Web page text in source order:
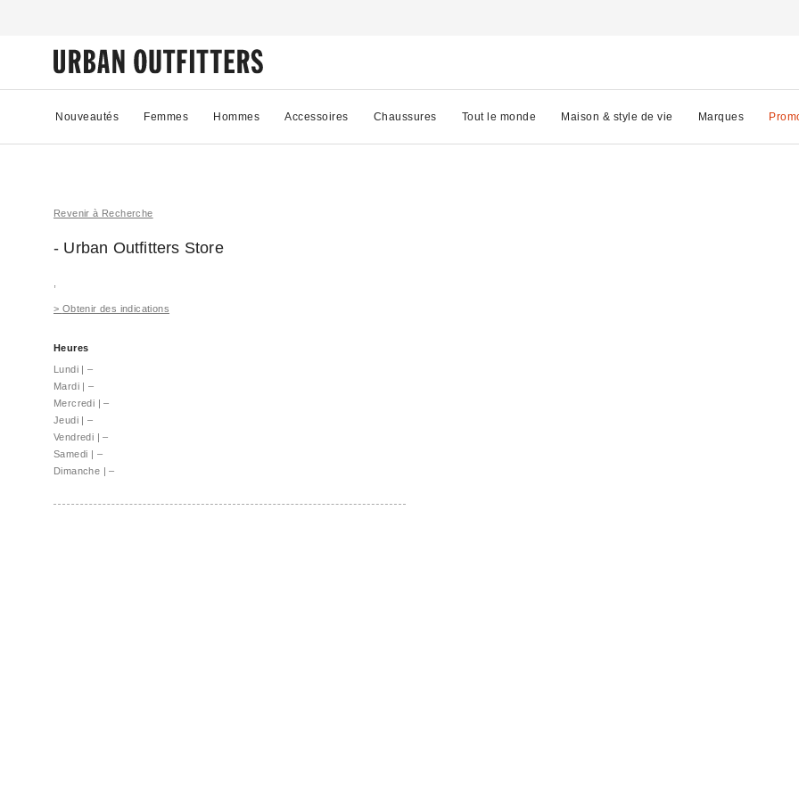
Nouveautés Femmes Hommes Accessoires Chaussures Tout le monde Maison & style de vie Marques
Revenir à Recherche
- Urban Outfitters Store
> Obtenir des indications
Heures
Lundi | –
Mardi | –
Mercredi | –
Jeudi | –
Vendredi | –
Samedi | –
Dimanche | –